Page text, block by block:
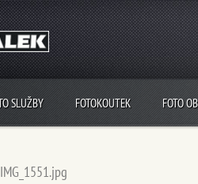
SLUŽBY FOTOKOUTEK FOTO
IMG_1551.jpg